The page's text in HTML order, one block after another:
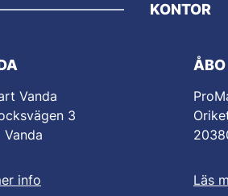
KONTOR
Vanda
3
Vanda
info
ÅBO
Läs